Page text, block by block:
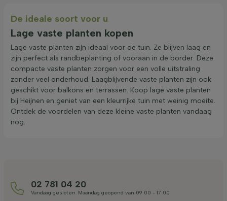
De ideale soort voor u
Lage vaste planten kopen
Lage vaste planten zijn ideaal voor de tuin. Ze blijven laag en
zijn perfect als randbeplanting of vooraan in de border. Deze
compacte vaste planten zorgen voor een volle uitstraling
zonder veel onderhoud. Laagblijvende vaste planten zijn ook
geschikt voor balkons en terrassen. Koop lage vaste planten
bij Heijnen en geniet van een kleurrijke tuin met weinig moeite.
Ontdek de voordelen van deze kleine vaste planten vandaag
nog.
02 781 04 20
Vandaag gesloten. Maandag geopend van 09:00 - 17:00